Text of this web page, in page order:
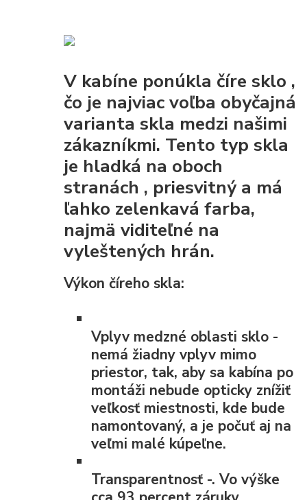
V kabíne ponúkla číre sklo ,
čo je najviac voľba obyčajná
varianta skla medzi našimi
zákazníkmi. Tento typ skla
je hladká na oboch
stranách , priesvitný a má
ľahko zelenkavá farba,
najmä viditeľné na
vyleštených hrán.
Výkon číreho skla:
Vplyv medzné oblastisklo -
nemá žiadny vplyv mimo
priestor, tak, aby sa kabína po
montáži nebude opticky znížiť
veľkosť miestnosti, kde bude
namontovaný, a je počuť aj na
veľmi malé kúpeľne.
Transparentnosť -. Vo výške